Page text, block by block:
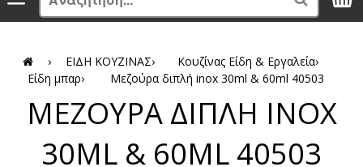
› ΕΙΔΗ ΚΟΥΖΙΝΑΣ› Κουζίνας Είδη & Εργαλεία›
Είδη μπαρ› Μεζούρα διπλή inox 30ml & 60ml 40503
ΜΕΖΟΥΡΑ ΔΙΠΛΗ INOX
30ML & 60ML 40503